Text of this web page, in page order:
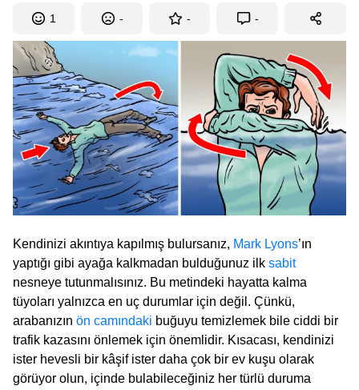
1 - - -
Kendinizi akıntıya kapılmış bulursanız, Mark Lyons’ın
yaptığı gibi ayağa kalkmadan bulduğunuz ilk sabit
nesneye tutunmalısınız. Bu metindeki hayatta kalma
tüyoları yalnızca en uç durumlar için değil. Çünkü,
arabanızın ön camındaki buğuyu temizlemek bile ciddi bir
trafik kazasını önlemek için önemlidir. Kısacası, kendinizi
ister hevesli bir kâşif ister daha çok bir ev kuşu olarak
görüyor olun, içinde bulabileceğiniz her türlü duruma